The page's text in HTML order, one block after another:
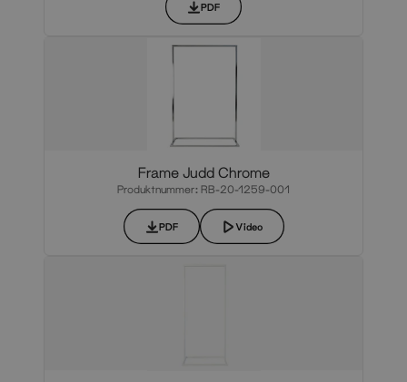
PDF
Frame Judd Chrome
Produktnummer: RB-20-1259-001
PDF Video